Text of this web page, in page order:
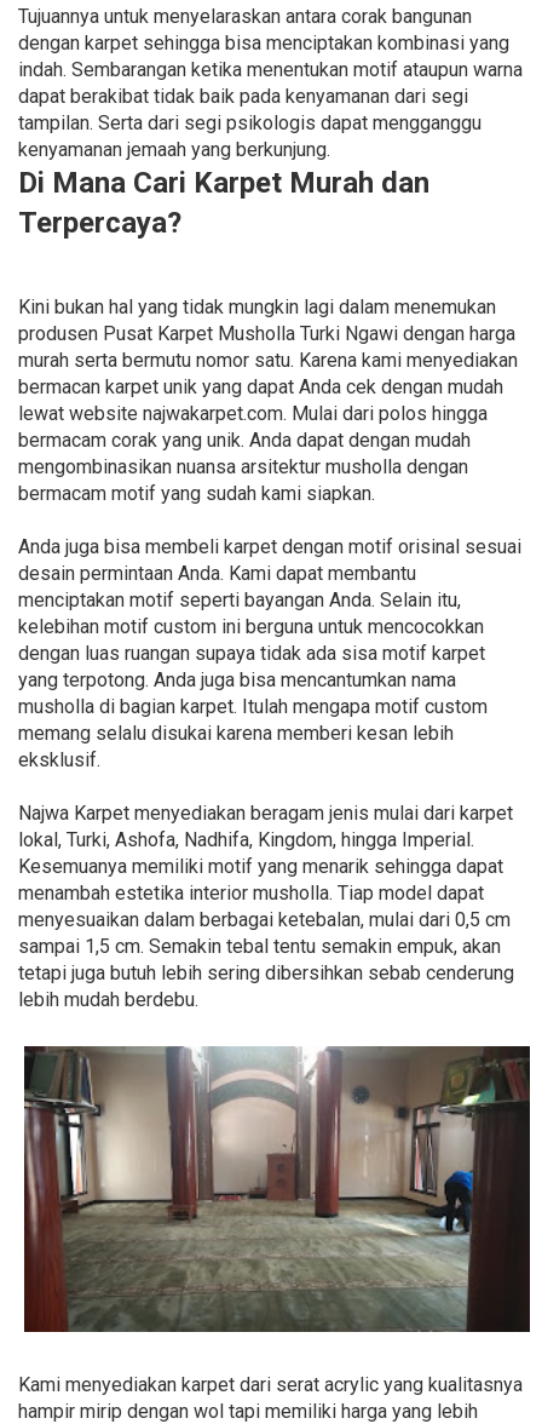
Tujuannya untuk menyelaraskan antara corak bangunan
dengan karpet sehingga bisa menciptakan kombinasi yang
indah. Sembarangan ketika menentukan motif ataupun warna
dapat berakibat tidak baik pada kenyamanan dari segi
tampilan. Serta dari segi psikologis dapat mengganggu
kenyamanan jemaah yang berkunjung.
Di Mana Cari Karpet Murah dan
Terpercaya?
Kini bukan hal yang tidak mungkin lagi dalam menemukan
produsen Pusat Karpet Musholla Turki Ngawi dengan harga
murah serta bermutu nomor satu. Karena kami menyediakan
bermacan karpet unik yang dapat Anda cek dengan mudah
lewat website najwakarpet.com. Mulai dari polos hingga
bermacam corak yang unik. Anda dapat dengan mudah
mengombinasikan nuansa arsitektur musholla dengan
bermacam motif yang sudah kami siapkan.
Anda juga bisa membeli karpet dengan motif orisinal sesuai
desain permintaan Anda. Kami dapat membantu
menciptakan motif seperti bayangan Anda. Selain itu,
kelebihan motif custom ini berguna untuk mencocokkan
dengan luas ruangan supaya tidak ada sisa motif karpet
yang terpotong. Anda juga bisa mencantumkan nama
musholla di bagian karpet. Itulah mengapa motif custom
memang selalu disukai karena memberi kesan lebih
eksklusif.
Najwa Karpet menyediakan beragam jenis mulai dari karpet
lokal, Turki, Ashofa, Nadhifa, Kingdom, hingga Imperial.
Kesemuanya memiliki motif yang menarik sehingga dapat
menambah estetika interior musholla. Tiap model dapat
menyesuaikan dalam berbagai ketebalan, mulai dari 0,5 cm
sampai 1,5 cm. Semakin tebal tentu semakin empuk, akan
tetapi juga butuh lebih sering dibersihkan sebab cenderung
lebih mudah berdebu.
Kami menyediakan karpet dari serat acrylic yang kualitasnya
hampir mirip dengan wol tapi memiliki harga yang lebih